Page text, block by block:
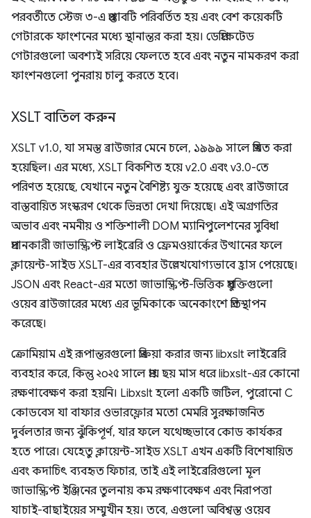
পরবর্তীতে স্টেজ ৩-এ প্রস্তাবটি পরিবর্তিত হয় এবং বেশ কয়েকটি
গেটারকে ফাংশনের মধ্যে স্থানান্তর করা হয়। ডেপ্রিকেটেড
গেটারগুলো অবশ্যই সরিয়ে ফেলতে হবে এবং নতুন নামকরণ করা
ফাংশনগুলো পুনরায় চালু করতে হবে।
XSLT বাতিল করুন
XSLT v1.0, যা সমস্ত ব্রাউজার মেনে চলে, ১৯৯৯ সালে প্রমিত করা
হয়েছিল। এর মধ্যে, XSLT বিকশিত হয়ে v2.0 এবং v3.0-তে
পরিণত হয়েছে, যেখানে নতুন বৈশিষ্ট্য যুক্ত হয়েছে এবং ব্রাউজারে
বাস্তবায়িত সংস্করণ থেকে ভিন্নতা দেখা দিয়েছে। এই অগ্রগতির
অভাব এবং নমনীয় ও শক্তিশালী DOM ম্যানিপুলেশনের সুবিধা
প্রদানকারী জাভাস্ক্রিপ্ট লাইব্রেরি ও ফ্রেমওয়ার্কের উত্থানের ফলে
ক্লায়েন্ট-সাইড XSLT-এর ব্যবহার উল্লেখযোগ্যভাবে হ্রাস পেয়েছে।
JSON এবং React-এর মতো জাভাস্ক্রিপ্ট-ভিত্তিক প্রযুক্তিগুলো
ওয়েব ব্রাউজারের মধ্যে এর ভূমিকাকে অনেকাংশে প্রতিস্থাপন
করেছে।
ক্রোমিয়াম এই রূপান্তরগুলো প্রক্রিয়া করার জন্য libxslt লাইব্রেরি
ব্যবহার করে, কিন্তু ২০২৫ সালে প্রায় ছয় মাস ধরে libxslt-এর কোনো
রক্ষণাবেক্ষণ করা হয়নি। Libxslt হলো একটি জটিল, পুরোনো C
কোডবেস যা বাফার ওভারফ্লোর মতো মেমরি সুরক্ষাজনিত
দুর্বলতার জন্য ঝুঁকিপূর্ণ, যার ফলে যথেচ্ছভাবে কোড কার্যকর
হতে পারে। যেহেতু ক্লায়েন্ট-সাইড XSLT এখন একটি বিশেষায়িত
এবং কদাচিৎ ব্যবহৃত ফিচার, তাই এই লাইব্রেরিগুলো মূল
জাভাস্ক্রিপ্ট ইঞ্জিনের তুলনায় কম রক্ষণাবেক্ষণ এবং নিরাপত্তা
যাচাই-বাছাইয়ের সম্মুখীন হয়। তবে, এগুলো অবিশ্বস্ত ওয়েব